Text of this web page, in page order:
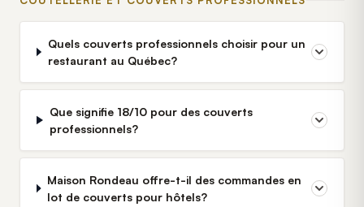
Quels couverts professionnels choisir pour un
restaurant au Québec?
Que signifie 18/10 pour des couverts
professionnels?
Maison Rondeau offre-t-il des commandes en
lot de couverts pour hôtels?